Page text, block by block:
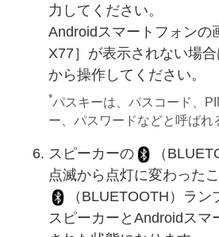
力してください。
Androidスマートフォンの
X77］が表示されない場
から操作してください。
*パスキーは、パスコード、
ー、パスワードなどと呼ばれ
スピーカーの
（
点滅から点灯に変わった
（BLUETOOTH）ラン
スピーカーとAndroidスマ